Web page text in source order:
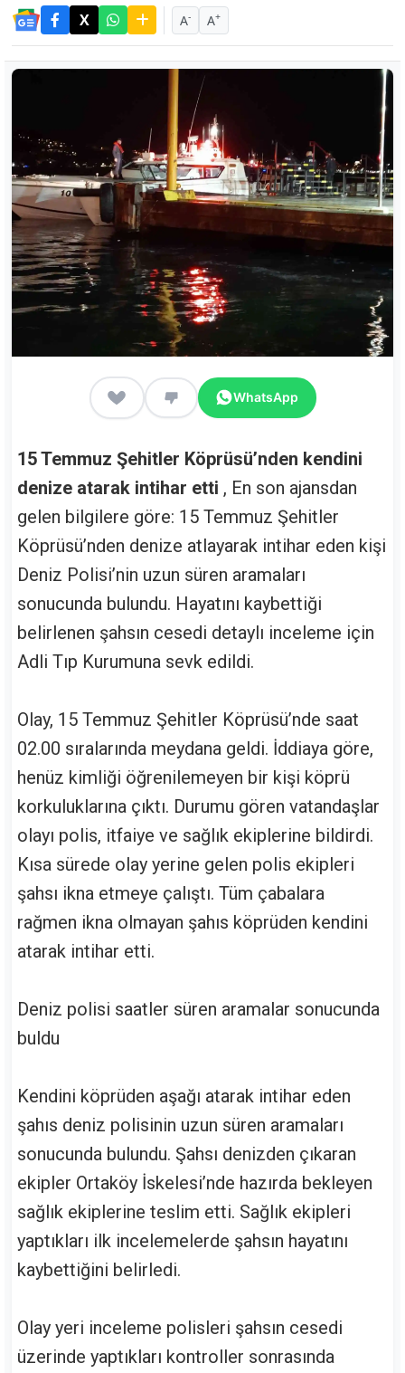
A- A+
WhatsApp
15 Temmuz Şehitler Köprüsü’nden kendini
denize atarak intihar etti , En son ajansdan
gelen bilgilere göre: 15 Temmuz Şehitler
Köprüsü’nden denize atlayarak intihar eden kişi
Deniz Polisi’nin uzun süren aramaları
sonucunda bulundu. Hayatını kaybettiği
belirlenen şahsın cesedi detaylı inceleme için
Adli Tıp Kurumuna sevk edildi.
Olay, 15 Temmuz Şehitler Köprüsü’nde saat
02.00 sıralarında meydana geldi. İddiaya göre,
henüz kimliği öğrenilemeyen bir kişi köprü
korkuluklarına çıktı. Durumu gören vatandaşlar
olayı polis, itfaiye ve sağlık ekiplerine bildirdi.
Kısa sürede olay yerine gelen polis ekipleri
şahsı ikna etmeye çalıştı. Tüm çabalara
rağmen ikna olmayan şahıs köprüden kendini
atarak intihar etti.
Deniz polisi saatler süren aramalar sonucunda
buldu
Kendini köprüden aşağı atarak intihar eden
şahıs deniz polisinin uzun süren aramaları
sonucunda bulundu. Şahsı denizden çıkaran
ekipler Ortaköy İskelesi’nde hazırda bekleyen
sağlık ekiplerine teslim etti. Sağlık ekipleri
yaptıkları ilk incelemelerde şahsın hayatını
kaybettiğini belirledi.
Olay yeri inceleme polisleri şahsın cesedi
üzerinde yaptıkları kontroller sonrasında